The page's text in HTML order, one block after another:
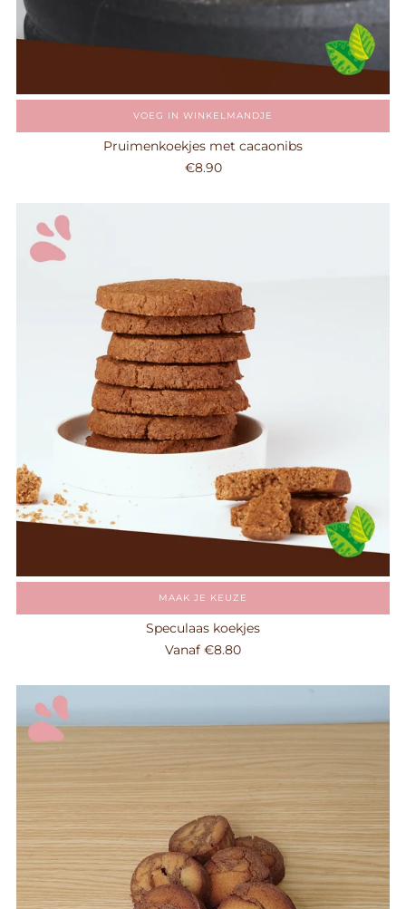
VOEG IN WINKELMANDJE
Pruimenkoekjes met cacaonibs
€8.90
MAAK JE KEUZE
Speculaas koekjes
Vanaf €8.80